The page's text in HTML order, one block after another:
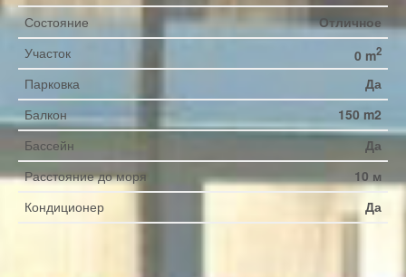
Состояние
Отличное
Участок
0 m2
Парковка
Да
Балкон
150 m2
Бассейн
Да
Расстояние до моря
10 м
Кондиционер
Да